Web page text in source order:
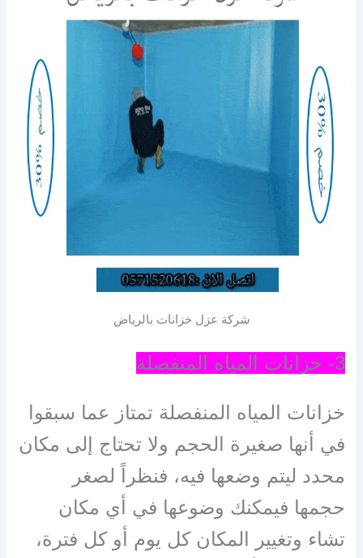
شركة عزل خزانات بالرياض
3- خزانات المياه المنفصلة
خزانات المياه المنفصلة تمتاز عما سبقوا
في أنها صغيرة الحجم ولا تحتاج إلى مكان
محدد ليتم وضعها فيه، فنظراً لصغر
حجمها فيمكنك وضوعها في أي مكان
تشاء وتغيير المكان كل يوم أو كل فترة،